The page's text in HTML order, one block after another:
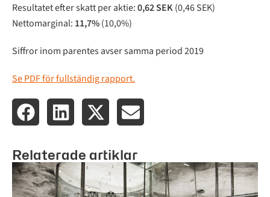
Resultatet efter skatt per aktie:0,62 SEK(0,46 SEK)
Nettomarginal: 11,7%(10,0%)
Siffror inom parentes avser samma period 2019
Se PDF för fullständig rapport.
Relaterade artiklar